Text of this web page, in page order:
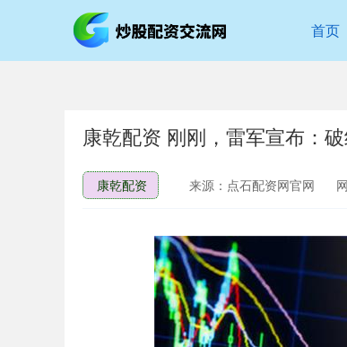
首页
康乾配资 刚刚，雷军宣布：破
康乾配资 来源：点石配资网官网